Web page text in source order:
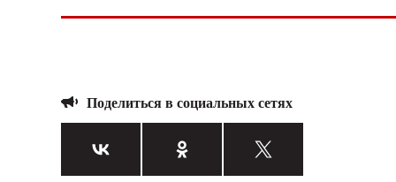
Поделиться в социальных сетях